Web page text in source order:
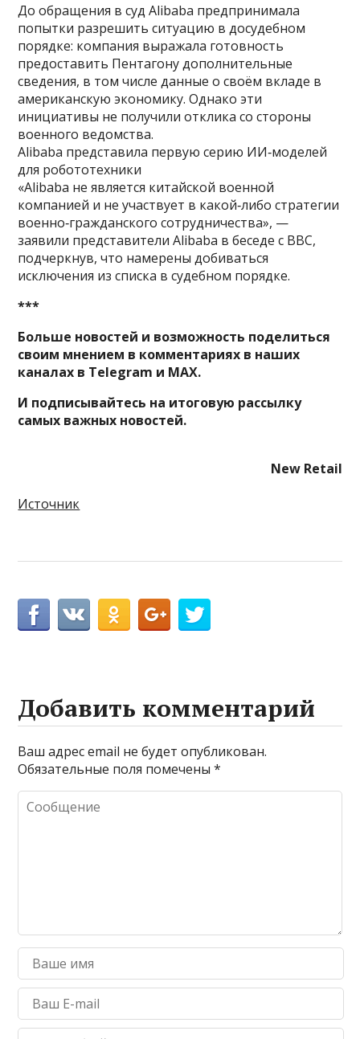
До обращения в суд Alibaba предпринимала
попытки разрешить ситуацию в досудебном
порядке: компания выражала готовность
предоставить Пентагону дополнительные
сведения, в том числе данные о своём вкладе в
американскую экономику. Однако эти
инициативы не получили отклика со стороны
военного ведомства.
Alibaba представила первую серию ИИ‑моделей
для робототехники
«Alibaba не является китайской военной
компанией и не участвует в какой‑либо стратегии
военно‑гражданского сотрудничества», —
заявили представители Alibaba в беседе с BBC,
подчеркнув, что намерены добиваться
исключения из списка в судебном порядке.
***
Больше новостей и возможность поделиться
своим мнением в комментариях в наших
каналах в Telegram и MAX.
И подписывайтесь на итоговую рассылку
самых важных новостей.
New Retail
Источник
Добавить комментарий
Ваш адрес email не будет опубликован.
Обязательные поля помечены*